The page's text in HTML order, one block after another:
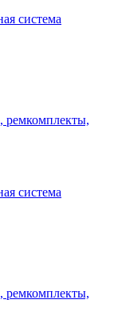
система
ремкомплекты,
система
ремкомплекты,